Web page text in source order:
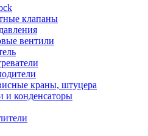
клапаны
вентили
краны, штуцера
и конденсаторы